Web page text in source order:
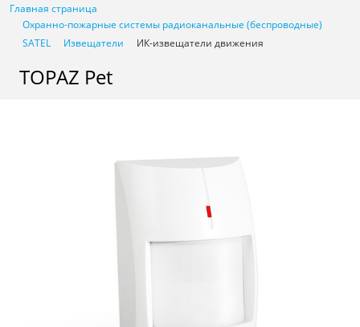
Главная страница
Охранно-пожарные системы радиоканальные (беспроводные)
SATEL
Извещатели ИК-извещатели движения
TOPAZ Pet